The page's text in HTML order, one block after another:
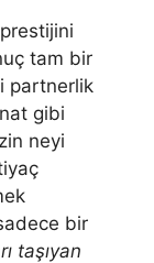
prestijini
tam bir
partnerlik
gibi
neyi
bir
taşıyan